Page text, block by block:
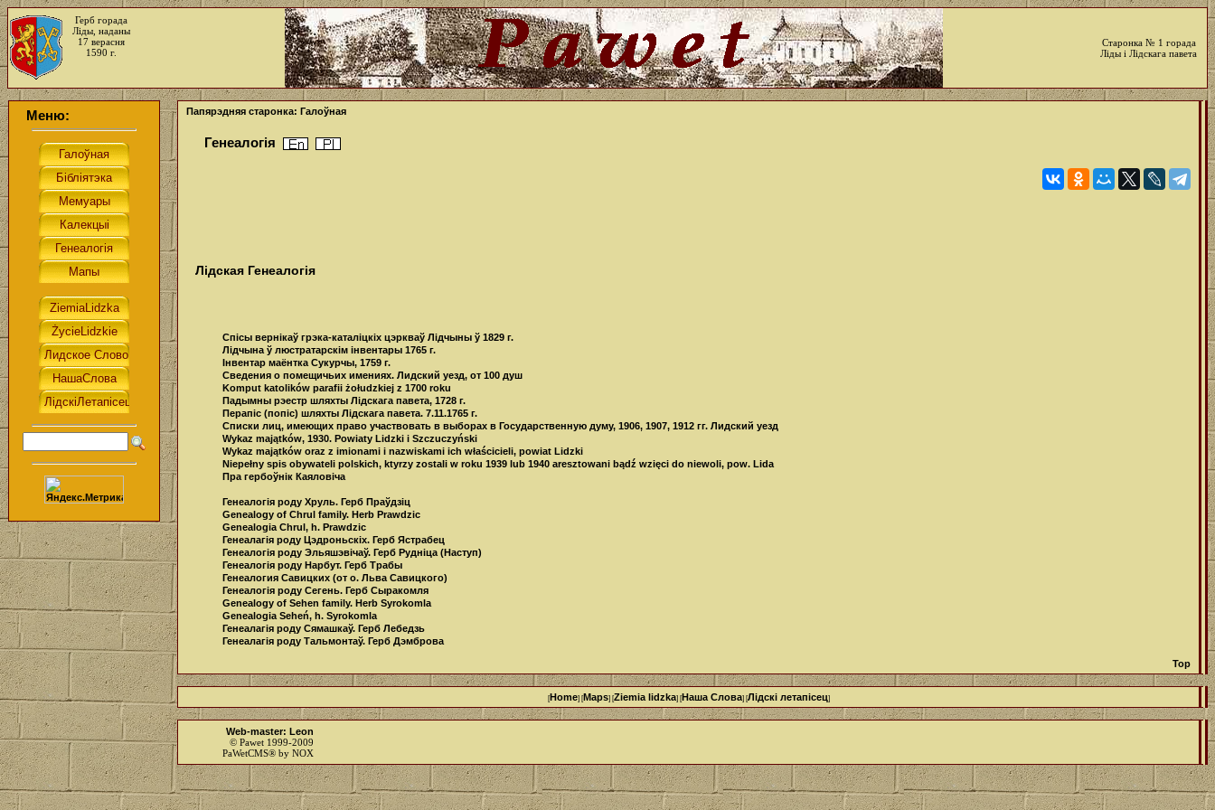
Герб горада
Ліды, наданы
17 верасня
1590 г.
Старонка № 1 горада
Ліды і Лідскага павета
Меню: Папярэдняя старонка: Галоўная
Генеалогія
Лідская Генеалогія
Спісы вернікаў грэка-каталіцкіх цэркваў Лідчыны ў 1829 г.
Лідчына ў люстратарскім інвентары 1765 г.
Інвентар маёнтка Сукурчы, 1759 г.
Сведения о помещичьих имениях. Лидский уезд, от 100 душ
Komput katolików parafii żołudzkiej z 1700 roku
Падымны рэестр шляхты Лідскага павета, 1728 г.
Перапіс (попіc) шляхты Лідскага павета. 7.11.1765 г.
Списки лиц, имеющих право участвовать в выборах в Государственную думу, 1906, 1907, 1912 гг. Лидский уезд
Wykaz majątków, 1930. Powiaty Lidzki i Szczuczyński
Wykaz majątków oraz z imionami i nazwiskami ich właścicieli, powiat Lidzki
Niepełny spis obywateli polskich, ktуrzy zostali w roku 1939 lub 1940 aresztowani bądź wzięci do niewoli, pow. Lida
Пра гербоўнік Каяловіча
Генеалогія роду Хруль. Герб Праўдзіц
Genealogy of Chrul family. Herb Prawdzic
Genealogia Chrul, h. Prawdzic
Генеалагія роду Цэдроньскіх. Герб Ястрабец
Генеалогія роду Эльяшэвiчаў. Герб Руднiца (Наступ)
Генеалогія роду Нарбут. Герб Трабы
Генеалогия Савицких (от о. Льва Савицкого)
Генеалогія роду Сегень. Герб Сыракомля
Genealogy of Sehen family. Herb Syrokomla
Genealogia Seheń, h. Syrokomla
Генеалагія роду Сямашкаў. Герб Лебедзь
Генеалагія роду Тальмонтаў. Герб Дэмброва
Top
[Home] [Maps] [Ziemia lidzka] [Наша Cлова] [Лідскі летапісец]
Web-master: Leon
© Pawet 1999-2009
PaWetCMS® by NOX